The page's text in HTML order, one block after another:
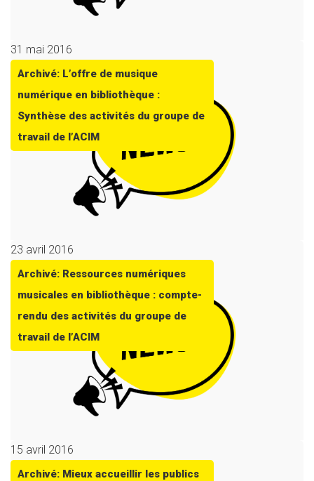
31 mai 2016
Archivé: L’offre de musique
numérique en bibliothèque :
Synthèse des activités du groupe de
travail de l’ACIM
23 avril 2016
Archivé: Ressources numériques
musicales en bibliothèque : compte-
rendu des activités du groupe de
travail de l’ACIM
15 avril 2016
Archivé: Mieux accueillir les publics